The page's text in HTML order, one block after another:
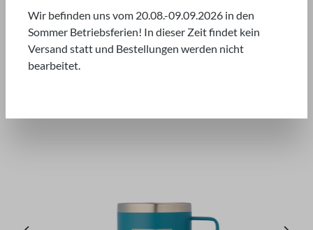
HENKEL
Wir befinden uns vom 20.08.-09.09.2026 in den
Sommer Betriebsferien! In dieser Zeit findet kein
Versand statt und Bestellungen werden nicht
bearbeitet.